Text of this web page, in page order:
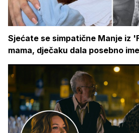
Sjećate se simpatične Manje iz
mama, dječaku dala posebno ime